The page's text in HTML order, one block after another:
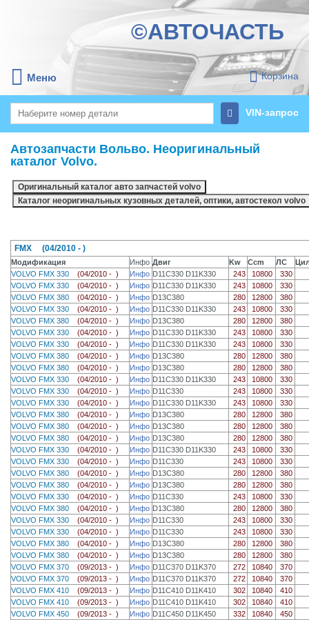
©АВТОЧАСТЬ
Меню Корзина
VIN-запрос
Автозапчасти Вольво. Неоригинальный
каталог Volvo.
FMX (04/2010 - )
Модификация Инфо Двиг Kw Ccm ЛС
VOLVO FMX 330 (04/2010 - ) Инфо D11C330 D11K330 243 10800
330
VOLVO FMX 330 (04/2010 - ) Инфо D11C330 D11K330 243 10800
330
VOLVO FMX 380 (04/2010 - ) Инфо D13C380 280 12800
380
VOLVO FMX 330 (04/2010 - ) Инфо D11C330 D11K330 243 10800
330
VOLVO FMX 380 (04/2010 - ) Инфо D13C380 280 12800
380
VOLVO FMX 330 (04/2010 - ) Инфо D11C330 D11K330 243 10800
330
VOLVO FMX 330 (04/2010 - ) Инфо D11C330 D11K330 243 10800
330
VOLVO FMX 380 (04/2010 - ) Инфо D13C380 280 12800
380
VOLVO FMX 380 (04/2010 - ) Инфо D13C380 280 12800
380
VOLVO FMX 330 (04/2010 - ) Инфо D11C330 D11K330 243 10800
330
VOLVO FMX 330 (04/2010 - ) Инфо D11C330 243 10800
330
VOLVO FMX 330 (04/2010 - ) Инфо D11C330 D11K330 243 10800
330
VOLVO FMX 380 (04/2010 - ) Инфо D13C380 280 12800
380
VOLVO FMX 380 (04/2010 - ) Инфо D13C380 280 12800
380
VOLVO FMX 380 (04/2010 - ) Инфо D13C380 280 12800
380
VOLVO FMX 330 (04/2010 - ) Инфо D11C330 D11K330 243 10800
330
VOLVO FMX 330 (04/2010 - ) Инфо D11C330 243 10800
330
VOLVO FMX 380 (04/2010 - ) Инфо D13C380 280 12800
380
VOLVO FMX 380 (04/2010 - ) Инфо D13C380 280 12800
380
VOLVO FMX 330 (04/2010 - ) Инфо D11C330 243 10800
330
VOLVO FMX 380 (04/2010 - ) Инфо D13C380 280 12800
380
VOLVO FMX 330 (04/2010 - ) Инфо D11C330 243 10800
330
VOLVO FMX 330 (04/2010 - ) Инфо D11C330 243 10800
330
VOLVO FMX 380 (04/2010 - ) Инфо D13C380 280 12800
380
VOLVO FMX 380 (04/2010 - ) Инфо D13C380 280 12800
380
VOLVO FMX 370 (09/2013 - ) Инфо D11C370 D11K370 272 10840
370
VOLVO FMX 370 (09/2013 - ) Инфо D11C370 D11K370 272 10840
370
VOLVO FMX 410 (09/2013 - ) Инфо D11C410 D11K410 302 10840
410
VOLVO FMX 410 (09/2013 - ) Инфо D11C410 D11K410 302 10840
410
VOLVO FMX 450 (09/2013 - ) Инфо D11C450 D11K450 332 10840
450